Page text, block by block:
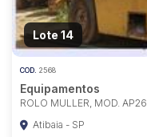
Lote 14
COD. 2568
Equipamentos
ROLO MULLER, MOD. AP26
Atibaia - SP